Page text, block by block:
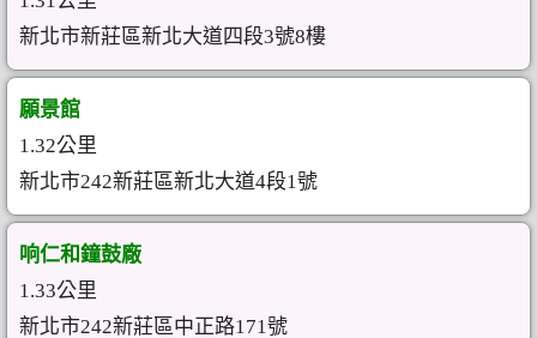
新北市新莊區新北大道四段3號8樓
願景館
1.32公里
新北市242新莊區新北大道4段1號
响仁和鐘鼓廠
1.33公里
新北市242新莊區中正路171號